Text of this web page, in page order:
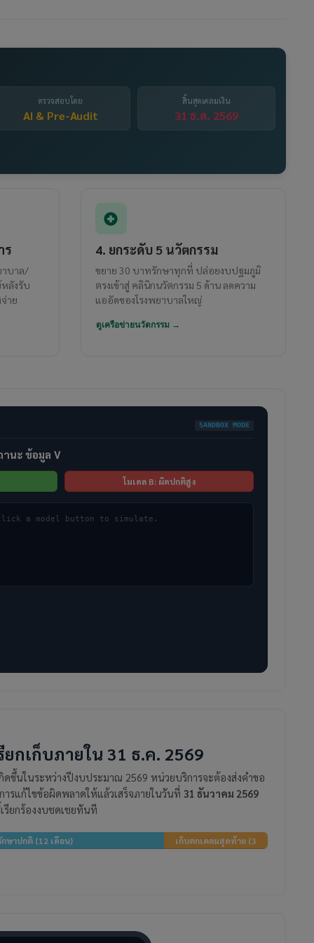
ตรวจสอบโดย
AI & Pre-Audit
สิ้นสุดเคลมเงิน
31 ธ.ค. 2569
ร
าบาล/
ลังรับ
าย
4. ยกระดับ 5 นวัตกรรม
ขยาย 30 บาทรักษาทุกที่ ปล่อยงบปฐมภูมิ
ตรงเข้าสู่ คลินิกนวัตกรรม 5 ด้าน ลดความ
แออัดของโรงพยาบาลใหญ่
ดูเครือข่ายนวัตกรรม →
SANDBOX MODE
นะ ข้อมูล V
โมเดล B: ผิดปกติสูง
a model button to simulate.
ยกเก็บภายใน 31 ธ.ค. 2569
ดขึ้นในระหว่างปีงบประมาณ 2569 หน่วยบริการจะต้องส่งคำขอ
ารแก้ไขข้อผิดพลาดให้แล้วเสร็จภายในวันที่ 31 ธันวาคม 2569
ยกร้องงบชดเชยทันที
กษาปกติ (12 เดือน)
เก็บตกเคลมสุดท้าย (3